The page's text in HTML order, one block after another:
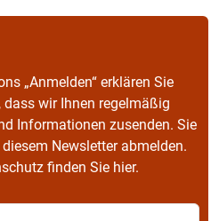
„Anmelden“ erklären Sie
wir Ihnen regelmäßig
Informationen zusenden. Sie
Newsletter abmelden.
finden Sie hier.